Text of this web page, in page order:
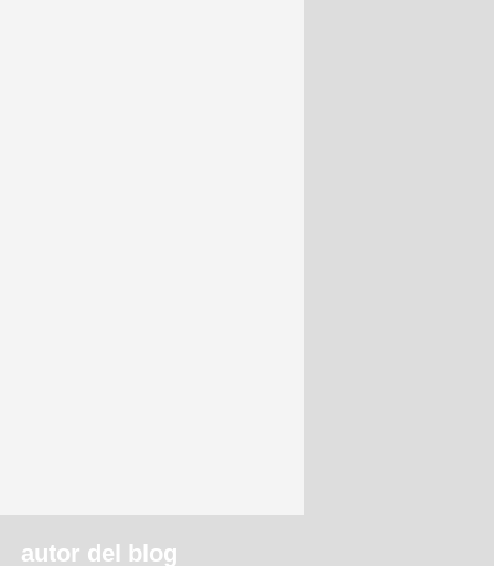
autor del blog